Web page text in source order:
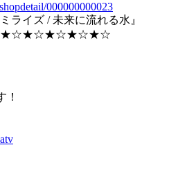
000000000023
ライズ / 未来に流れる水』